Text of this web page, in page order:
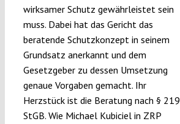
wirksamer Schutz gewährleistet sein
muss. Dabei hat das Gericht das
beratende Schutzkonzept in seinem
Grundsatz anerkannt und dem
Gesetzgeber zu dessen Umsetzung
genaue Vorgaben gemacht. Ihr
Herzstück ist die Beratung nach § 219
StGB. Wie Michael Kubiciel in ZRP